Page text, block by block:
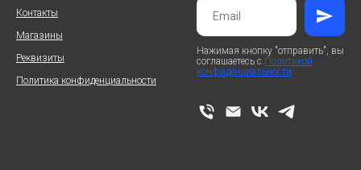
Контакты
Магазины
Реквизиты
Политика конфиденциальности
Нажимая кнопку "отправить", вы
соглашаетесь с Политикой
конфиденциальности